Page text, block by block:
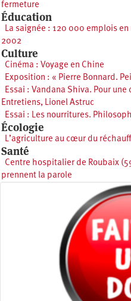
fermeture
Éducation
La saignée : 120 000 emplois
2002
Culture
Cinéma : Voyage en Chine
Exposition : « Pierre Bonnard.
Essai : Vandana Shiva. Pour
Entretiens, Lionel Astruc
Essai : Les nourritures.
Écologie
L’agriculture au cœur du
Santé
Centre hospitalier de Roubaix
prennent la parole